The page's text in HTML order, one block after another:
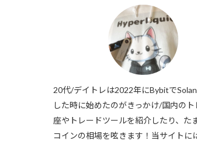
20代/デイトレは2022年にBybitで
した時に始めたのがきっかけ/国内のト
座やトレードツールを紹介したり、た
コインの相場を呟きます！当サイトに